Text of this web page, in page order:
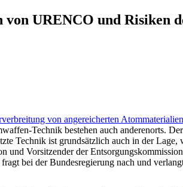
URENCO und Risiken
von angereicherten
Technik bestehen auch anderenorts.
Technik ist grundsätzlich auch in der
und Vorsitzender der
bei der Bundesregierung nach und